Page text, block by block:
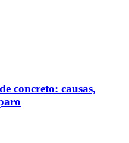
concreto: causas,